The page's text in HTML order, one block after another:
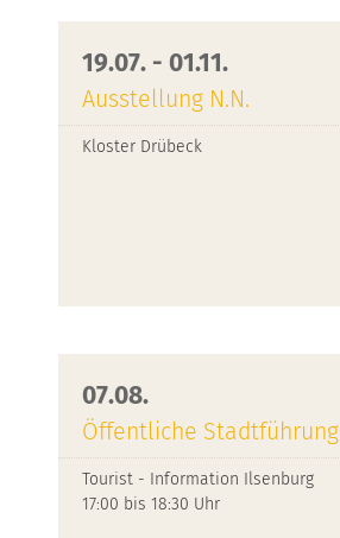
19.07. - 01.11.
Ausstellung N.N.
Kloster Drübeck
07.08.
Öffentliche Stadtführung
Tourist - Information Ilsenburg
17:00 bis 18:30 Uhr